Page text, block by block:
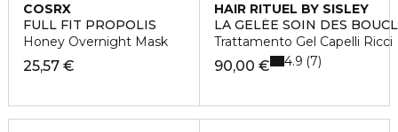
COSRX
FULL FIT PROPOLIS
Honey Overnight Mask
25,57 €
HAIR RITUEL BY SISLEY
LA GELÉE SOIN DES
Trattamento Gel Capelli Ricci
90,00 € 4.9 7